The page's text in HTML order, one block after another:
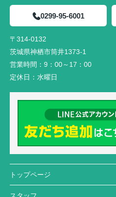
0299-95-6001
〒314-0132
茨城県神栖市筒井1373-1
営業時間： 9：00～17：00
定休日： 水曜日
トップページ